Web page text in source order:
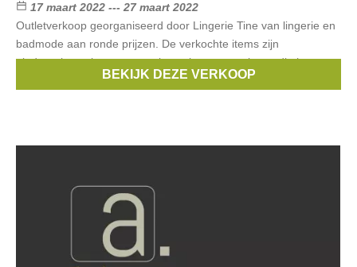
17 maart 2022 --- 27 maart 2022
Outletverkoop georganiseerd door Lingerie Tine van lingerie en
badmode aan ronde prijzen. De verkochte items zijn
eindereeksen, items van vorige seizoenen en items die het
gamma verlaten * Noot op 18/3BEKIJK DEZE VERKOOP